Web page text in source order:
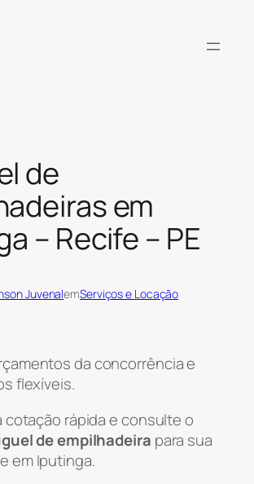
de
em
– Recife – PE
JuvenalemServiços e Locação
da concorrência e
flexíveis.
cotação rápida e consulte o
de empilhadeira para sua
em Iputinga.